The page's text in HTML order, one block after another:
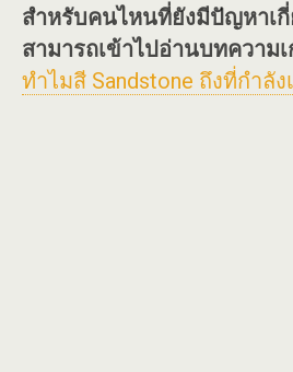
สำหรับคนไหนที่ยังมีปัญหาเ
สามารถเข้าไปอ่านบทความ
ทำไมสี Sandstone ถึงที่กำลั